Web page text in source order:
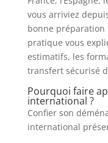
vous arriviez
bonne préparation
pratique vous
estimatifs, les
transfert sécurisé
Pourquoi faire
international ?
Confier son
international